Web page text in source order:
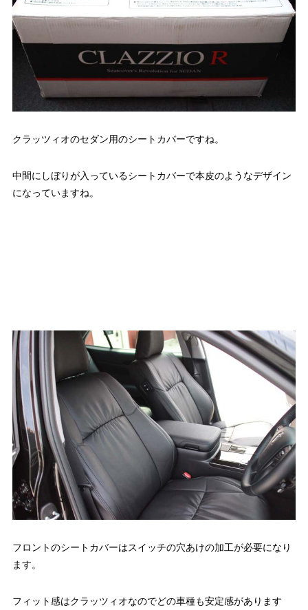
クラッツィオのセダン用のシートカバーですね。
中間にしぼりが入っているシートカバーで本皮のようなデザイン
になっていますね。
フロントのシートカバーはスイッチの穴あけの加工が必要になり
ます。
フィット感はクラッツィオなのでどの車種も安定感があります